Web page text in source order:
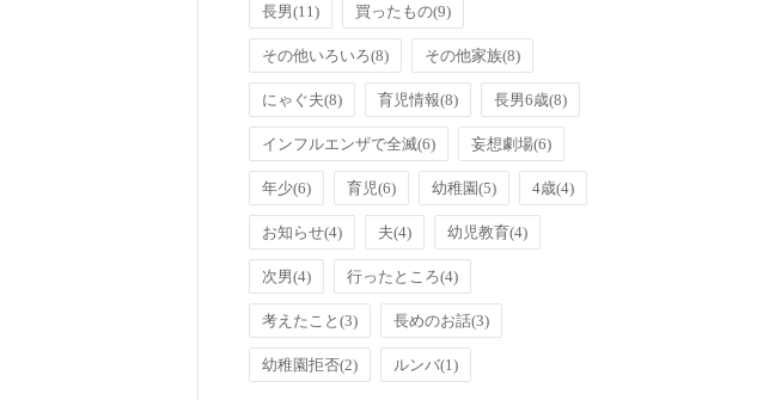
長男(11) 買ったもの(9)
その他いろいろ(8) その他家族(8)
にゃぐ夫(8) 育児情報(8) 長男6歳(8)
インフルエンザで全滅(6) 妄想劇場(6)
年少(6) 育児(6) 幼稚園(5) 4歳(4)
お知らせ(4) 夫(4) 幼児教育(4)
次男(4) 行ったところ(4)
考えたこと (3) 長めのお話(3)
幼稚園拒否(2) ルンバ(1)